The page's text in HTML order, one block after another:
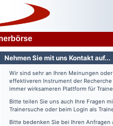
Nehmen Sie mit uns Kontakt auf...
Wir sind sehr an Ihren Meinungen
effektiveren Instrument der
immer wirksameren Plattform für
Bitte teilen Sie uns auch Ihre Fragen
Trainersuche oder beim Login als
Bitte bedenken Sie bei Ihren